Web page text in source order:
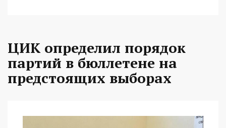
ЦИК определил порядок
партий в бюллетене на
предстоящих выборах